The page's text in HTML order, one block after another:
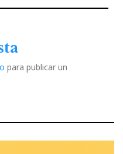
para publicar un